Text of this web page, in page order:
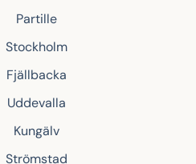
Partille
Stockholm
Fjällbacka
Uddevalla
Kungälv
Strömstad